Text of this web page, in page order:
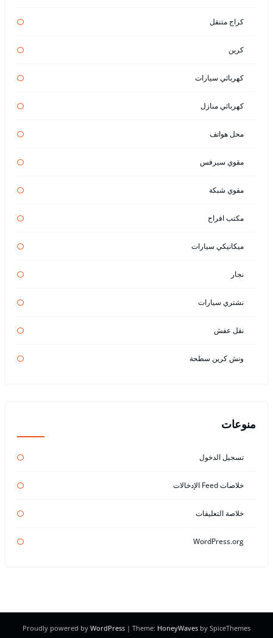
كراج متنقل
كرين
كهربائي سيارات
كهربائي منازل
محل هواتف
مقوي سيرفس
مقوي شبكة
مكتب افراح
ميكانيكي سيارات
نجار
نشتري سيارات
نقل عفش
ونش كرين سطحة
منوعات
تسجيل الدخول
خلاصات Feed الإدخالات
خلاصة التعليقات
WordPress.org
Proudly powered by WordPress | Theme: HoneyWaves by SpiceThemes